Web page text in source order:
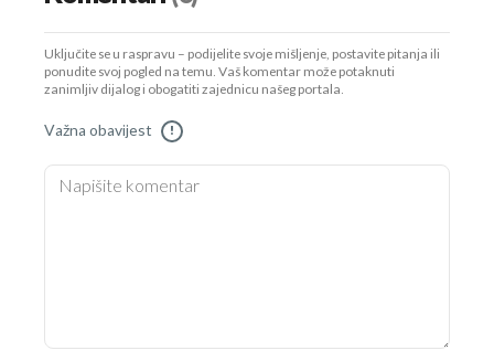
Uključite se u raspravu – podijelite svoje mišljenje, postavite pitanja ili
ponudite svoj pogled na temu. Vaš komentar može potaknuti
zanimljiv dijalog i obogatiti zajednicu našeg portala.
Važna obavijest !